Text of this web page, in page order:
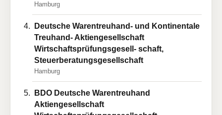
Hamburg
Deutsche Warentreuhand- und Kontinentale
Treuhand- Aktiengesellschaft
Wirtschaftsprüfungsgesell- schaft,
Steuerberatungsgesellschaft
Hamburg
BDO Deutsche Warentreuhand
Aktiengesellschaft